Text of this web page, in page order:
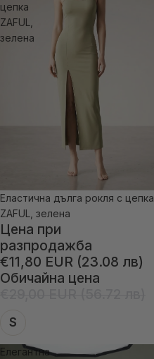
цепка
ZAFUL,
зелена
-59% отстъпка
Елaстична дълга рокля с цепка
ZAFUL, зелена
Цена при
разпродажба
€11,80 EUR (23.08 лв)
Обичайна цена
S
Елегантна